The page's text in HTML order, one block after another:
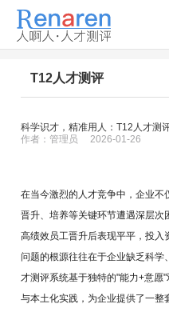
T12人才测评
科学识才，精准用人：T12人才测
作者：管理员
2026-01-26
在当今激烈的人才竞争中，企业不
晋升、培养等关键环节遭遇深层次
高绩效员工晋升后表现平平，投
问题的根源往往在于企业缺乏科学
才测评系统基于独特的"能力+意愿
与本土化实践，为企业提供了一